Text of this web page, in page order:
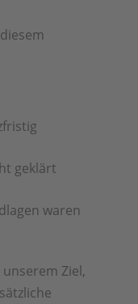
geklärt
waren
Ziel,